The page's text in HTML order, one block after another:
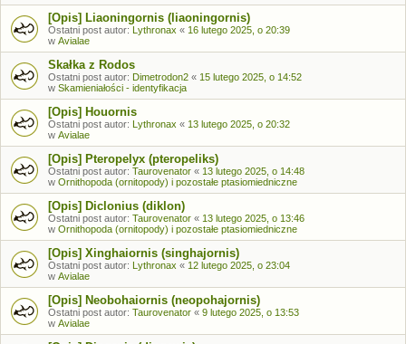
[Opis] Liaoningornis (liaoningornis)
Ostatni post autor: Lythronax « 16 lutego 2025, o 20:39
w Avialae
Skałka z Rodos
Ostatni post autor: Dimetrodon2 « 15 lutego 2025, o 14:52
w Skamieniałości - identyfikacja
[Opis] Houornis
Ostatni post autor: Lythronax « 13 lutego 2025, o 20:32
w Avialae
[Opis] Pteropelyx (pteropeliks)
Ostatni post autor: Taurovenator « 13 lutego 2025, o 14:48
w Ornithopoda (ornitopody) i pozostałe ptasiomiedniczne
[Opis] Diclonius (diklon)
Ostatni post autor: Taurovenator « 13 lutego 2025, o 13:46
w Ornithopoda (ornitopody) i pozostałe ptasiomiedniczne
[Opis] Xinghaiornis (singhajornis)
Ostatni post autor: Lythronax « 12 lutego 2025, o 23:04
w Avialae
[Opis] Neobohaiornis (neopohajornis)
Ostatni post autor: Taurovenator « 9 lutego 2025, o 13:53
w Avialae